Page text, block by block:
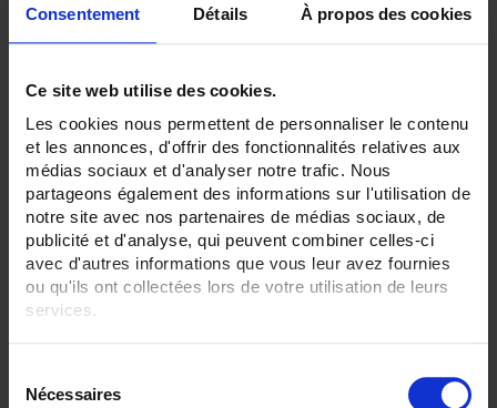
Consentement Détails À propos des cookies
Ce site web utilise des cookies.
Les cookies nous permettent de personnaliser le contenu
et les annonces, d'offrir des fonctionnalités relatives aux
médias sociaux et d'analyser notre trafic. Nous
partageons également des informations sur l'utilisation de
notre site avec nos partenaires de médias sociaux, de
publicité et d'analyse, qui peuvent combiner celles-ci
avec d'autres informations que vous leur avez fournies
ou qu'ils ont collectées lors de votre utilisation de leurs
services.
Nécessaires
ENVIRONMENTAL SENSORS OUTPUT BY HEAD
SA3 Ambient Pt100 probe with IP65 connecting head